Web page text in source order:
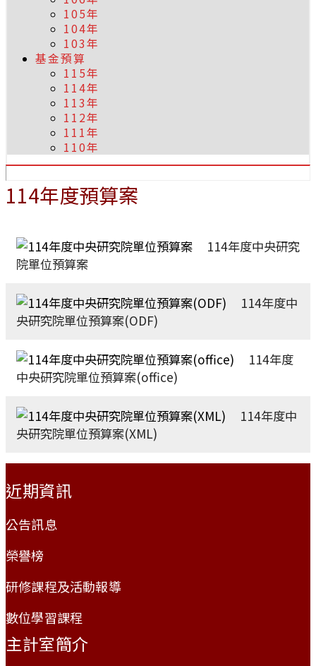
105年
104年
103年
基金預算
115年
114年
113年
112年
111年
110年
114年度預算案
114年度中央研究
院單位預算案
114年度中
央研究院單位預算案(ODF)
114年度
中央研究院單位預算案(office)
114年度中
央研究院單位預算案(XML)
近期資訊
公告訊息
榮譽榜
研修課程及活動報導
數位學習課程
主計室簡介